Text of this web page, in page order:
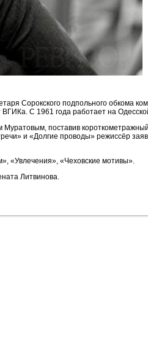
Сорокского подпольного обкома
С 1961 года работает на
поставив
и «Долгие проводы» режиссёр
«Увлечения», «Чеховские мотивы».
Литвинова.